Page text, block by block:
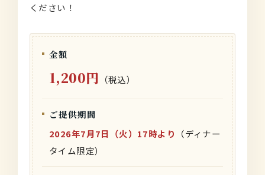
ください！
金額
1,200円 （税込）
ご提供期間
2026年7月7日（火）17時より
（ディナー
タイム限定）